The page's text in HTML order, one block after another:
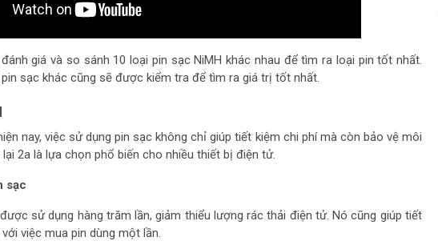
giá và so sánh 10 loại pin sạc NiMH khác nhau để tìm ra loại pin tốt nhất.
sạc khác cũng sẽ được kiểm tra để tìm ra giá trị tốt nhất.
nay, việc sử dụng pin sạc không chỉ giúp tiết kiệm chi phí mà còn bảo vệ môi
2a là lựa chọn phổ biến cho nhiều thiết bị điện tử.
sạc
sử dụng hàng trăm lần, giảm thiểu lượng rác thải điện tử. Nó cũng giúp tiết
việc mua pin dùng một lần.